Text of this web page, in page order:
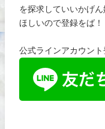
を探求していいかげ
ほしいので登録をば！
公式ラインアカウント